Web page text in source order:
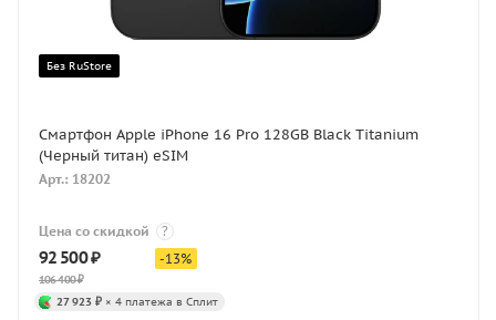
Без RuStore
Смартфон Apple iPhone 16 Pro 128GB Black Titanium
(Черный титан) eSIM
Арт.: 18202
Цена со скидкой ?
92 500₽
106 400₽
-13%
27 923 ₽ × 4 платежа в Сплит